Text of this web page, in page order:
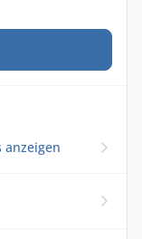
anzeigen